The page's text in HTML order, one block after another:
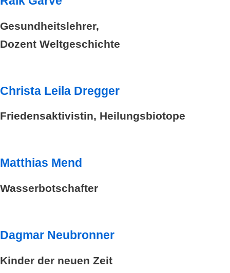
Gesundheitslehrer,
Dozent Weltgeschichte
Christa Leila Dregger
Friedensaktivistin, Heilungsbiotope
Matthias Mend
Wasserbotschafter
Dagmar Neubronner
Kinder der neuen Zeit